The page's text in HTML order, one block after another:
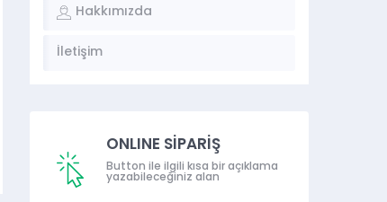
Hakkımızda
İletişim
ONLINE SİPARİŞ
Button ile ilgili kısa bir açıklama
yazabileceğiniz alan